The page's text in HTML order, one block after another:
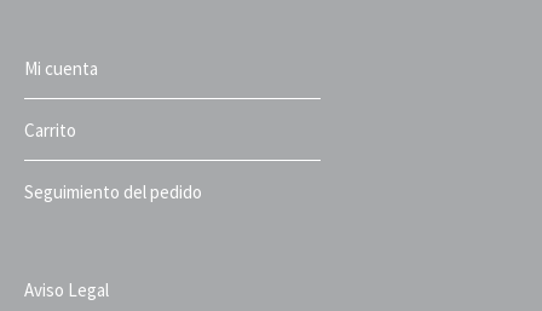
Mi cuenta
Carrito
Seguimiento del pedido
Aviso Legal